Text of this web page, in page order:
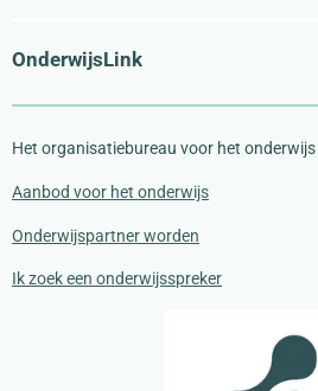
OnderwijsLink
Het organisatiebureau voor het
Aanbod voor het onderwijs
Onderwijspartner worden
Ik zoek een onderwijsspreker